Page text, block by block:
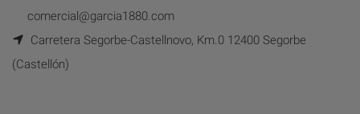
comercial@garcia1880.com
Carretera Segorbe-Castellnovo, Km.0 12400 Segorbe
(Castellón)